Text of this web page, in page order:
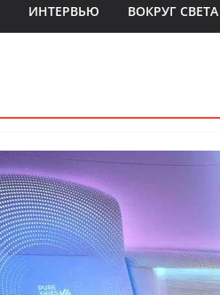
ИНТЕРВЬЮ ВОКРУГ СВЕТА